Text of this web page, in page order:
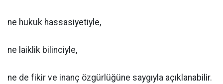
ne hukuk hassasiyetiyle,
ne laiklik bilinciyle,
ne de fikir ve inanç özgürlüğüne saygıyla açıklanabilir.